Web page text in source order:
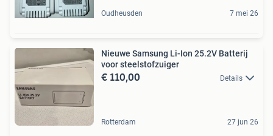
Oudheusden 7 mei 26
Nieuwe Samsung Li-Ion 25.2V Batterij
voor steelstofzuiger
€ 110,00 Details
Rotterdam 27 jun 26